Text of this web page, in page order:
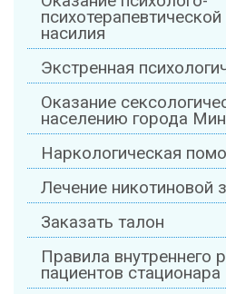
насилия
Экстренная
Оказание
населению города
Наркологическая
Лечение никотиновой
Заказать талон
Правила внутреннего
пациентов стационара